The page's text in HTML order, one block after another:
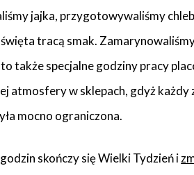
jajka, przygotowywaliśmy
tracą smak.
także specjalne godziny pracy
atmosfery w sklepach, gdyż każdy
mocno ograniczona.
skończy się Wielki Tydzień i